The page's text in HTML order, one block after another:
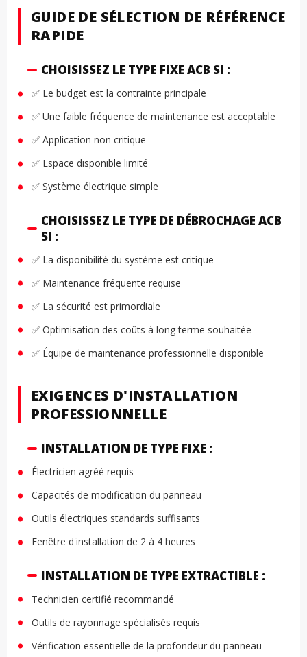
GUIDE DE SÉLECTION DE RÉFÉRENCE
RAPIDE
CHOISISSEZ LE TYPE FIXE ACB SI :
✅ Le budget est la contrainte principale
✅ Une faible fréquence de maintenance est acceptable
✅ Application non critique
✅ Espace disponible limité
✅ Système électrique simple
CHOISISSEZ LE TYPE DE DÉBROCHAGE ACB
SI :
✅ La disponibilité du système est critique
✅ Maintenance fréquente requise
✅ La sécurité est primordiale
✅ Optimisation des coûts à long terme souhaitée
✅ Équipe de maintenance professionnelle disponible
EXIGENCES D'INSTALLATION
PROFESSIONNELLE
INSTALLATION DE TYPE FIXE :
Électricien agréé requis
Capacités de modification du panneau
Outils électriques standards suffisants
Fenêtre d'installation de 2 à 4 heures
INSTALLATION DE TYPE EXTRACTIBLE :
Technicien certifié recommandé
Outils de rayonnage spécialisés requis
Vérification essentielle de la profondeur du panneau